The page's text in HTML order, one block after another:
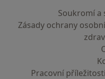
Soukromí a
Zásady ochrany
Pracovní příležitosti